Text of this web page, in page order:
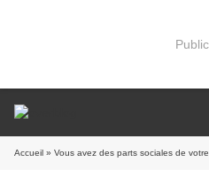
Accueil » Vous avez des parts sociales de